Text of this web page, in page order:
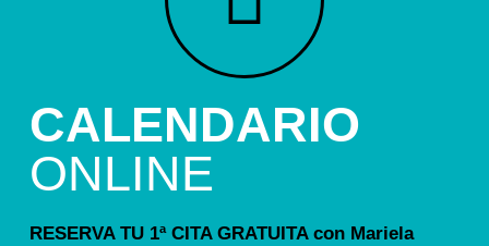
CALENDARIO
ONLINE
RESERVA TU 1ª CITA GRATUITA con Mariela